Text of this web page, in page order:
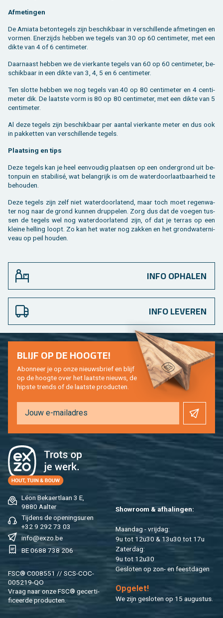
Af­me­tin­gen
De Ami­a­ta be­ton­te­gels zijn be­schik­baar in ver­schil­len­de af­me­tin­gen en
vor­men. Ener­zijds heb­ben we te­gels van 30 op 60 cen­ti­me­ter, met een
dikte van 4 of 6 cen­ti­me­ter.
Daar­naast heb­ben we de vier­kan­te te­gels van 60 op 60 cen­ti­me­ter, be­
schik­baar in een dikte van 3, 4, 5 en 6 cen­ti­me­ter.
Ten slot­te heb­ben we nog te­gels van 40 op 80 cen­ti­me­ter en 4 cen­ti­
me­ter dik. De laat­ste vorm is 80 op 80 cen­ti­me­ter, met een dikte van 5
cen­ti­me­ter.
Al deze te­gels zijn be­schik­baar per aan­tal vier­kan­te meter en dus ook
in pak­ket­ten van ver­schil­len­de te­gels.
Plaat­sing en tips
Deze te­gels kan je heel een­vou­dig plaat­sen op een on­der­grond uit be­
ton­puin en sta­bi­lisé, wat be­lang­rijk is om de wa­ter­door­laat­baar­heid te
be­hou­den.
Deze te­gels zijn zelf niet wa­ter­door­la­tend, maar toch moet re­gen­wa­
ter nog naar de grond kun­nen drup­pe­len. Zorg dus dat de voe­gen tus­
sen de te­gels wel nog wa­ter­door­la­tend zijn, of dat je ter­ras op een
klei­ne hel­ling loopt. Zo kan het water nog zak­ken en het grond­wa­ter­ni­
veau op peil hou­den.
INFO OPHALEN
INFO LEVEREN
Léon Be­kaert­laan 3 E,
9880 Aal­ter
Tij­dens de ope­nings­uren
+32 9 292 73 03
info@​exzo.​be
BE 0688 738 206
FSC® C008551 // SCS-COC-
005219-QO
Vraag naar onze FSC® ge­cer­ti­
fi­ceer­de pro­duc­ten.
Show­room & af­ha­lin­gen:
Maan­dag - vrij­dag:
9u tot 12u30 & 13u30 tot 17u
Za­ter­dag:
9u tot 12u30
Ge­slo­ten op zon- en feest­da­gen
Op­ge­let!
We zijn ge­slo­ten op 15 au­gus­tus.
BLIJF OP DE HOOG­TE!
Abon­neer je op onze nieuws­brief en blijf
op de hoog­te over het laat­ste nieuws, de
hip­s­te trends of de laat­ste pro­duc­ten.